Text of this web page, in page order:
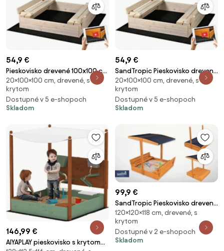
54,9 €
Pieskovisko drevené 100x100 cm
uzatvárateľné
20×100×100 cm, drevené, s
krytom
Dostupné v 5 e-shopoch
Skladom
54,9 €
SandTropic Pieskovisko drevené
100x100 cm uzatvárateľné
20×100×100 cm, drevené, s
krytom
Dostupné v 5 e-shopoch
Skladom
146,99 €
AIYAPLAY pieskovisko s krytom
99,9 €
SandTropic Pieskovisko drevené
so strieškou 120x120 cm
uzatvárateľné - impregnované
120×120×118 cm, drevené, s
krytom
Dostupné v 2 e-shopoch
Skladom